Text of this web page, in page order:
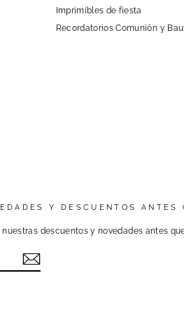
Imprimibles de fiesta
Recordatorios Comunión y
Y DESCUENTOS ANTES
descuentos y novedades antes